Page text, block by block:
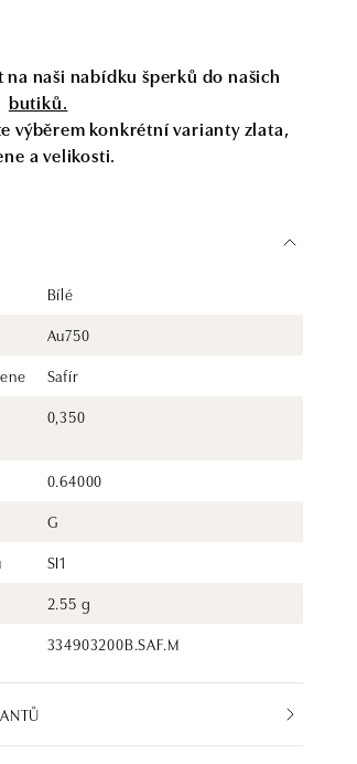
naši nabídku šperků do našich
butiků.
výběrem konkrétní varianty zlata,
a velikosti.
Bílé
Au750
Safír
0,350
0.64000
G
SI1
2.55 g
334903200B.SAF.M